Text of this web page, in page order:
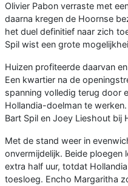
Olivier Pabon verraste met
daarna kregen de Hoornse
het duel definitief naar zich
Spil wist een grote
Huizen profiteerde daarvan
Een kwartier na de
spanning volledig terug door
Hollandia-doelman te
Bart Spil en Joey Lieshout bij
Met de stand weer in
onvermijdelijk. Beide ploegen
extra half uur, totdat
toesloeg. Encho Margaritha